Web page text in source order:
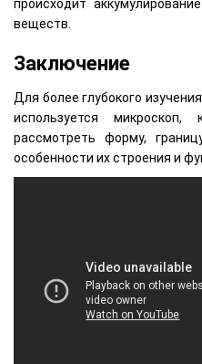
происходит
веществ.
Заключение
Для более глубокого
используется
рассмотреть форму,
особенности их строения и